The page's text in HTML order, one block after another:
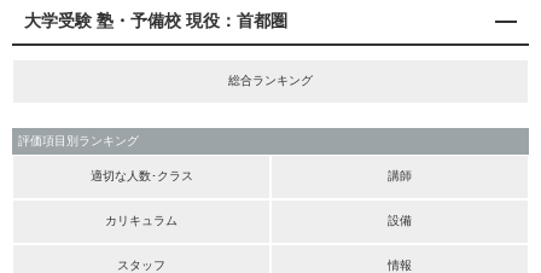
大学受験 塾・予備校 現役：首都圏
総合ランキング
評価項目別ランキング
適切な人数･クラス 講師
カリキュラム 設備
スタッフ 情報